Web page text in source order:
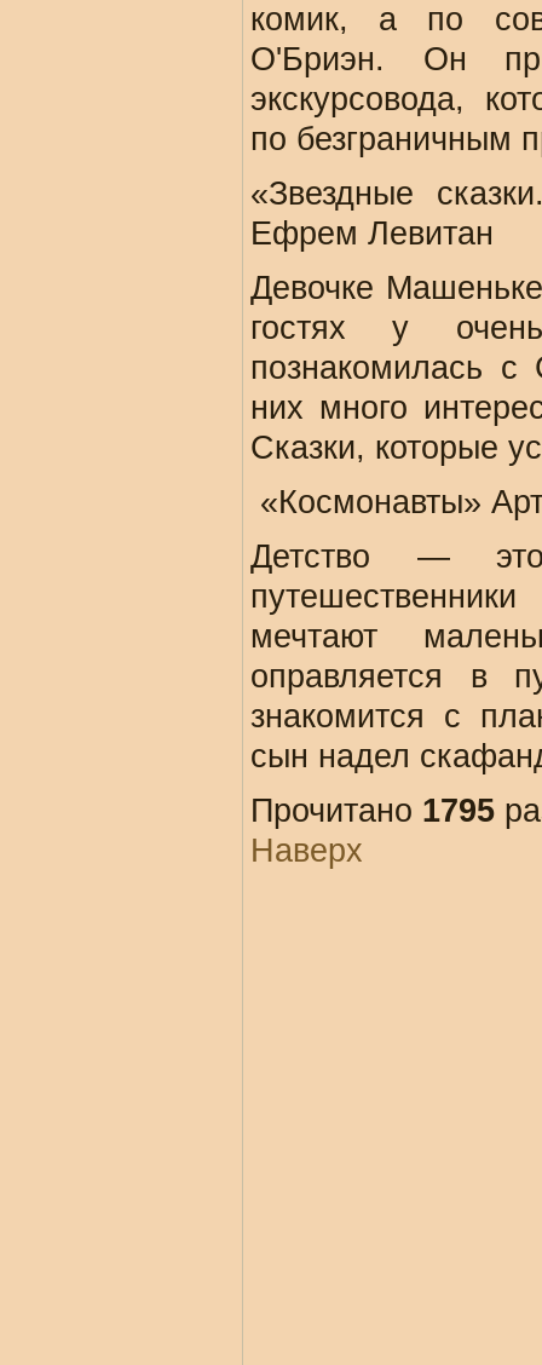
комик, а по
О'Бриэн. Он
экскурсовода,
по безграничным
«Звездные
Ефрем Левитан
Девочке
гостях у
познакомилась
них много
Сказки, которые
«Космонавты»
Детство —
мечтают
оправляется в
знакомится с
сын надел
Прочитано 1795
Наверх